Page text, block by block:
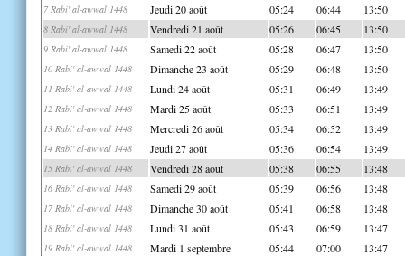
7 Rabi' al-awwal 1448 Jeudi 20 août 05:24 06:44 13:50
8 Rabi' al-awwal 1448 Vendredi 21 août 05:26 06:45 13:50
9 Rabi' al-awwal 1448 Samedi 22 août 05:28 06:47 13:50
10 Rabi' al-awwal 1448 Dimanche 23 août 05:29 06:48 13:50
11 Rabi' al-awwal 1448 Lundi 24 août 05:31 06:49 13:49
12 Rabi' al-awwal 1448 Mardi 25 août 05:33 06:51 13:49
13 Rabi' al-awwal 1448 Mercredi 26 août 05:34 06:52 13:49
14 Rabi' al-awwal 1448 Jeudi 27 août 05:36 06:54 13:49
15 Rabi' al-awwal 1448 Vendredi 28 août 05:38 06:55 13:48
16 Rabi' al-awwal 1448 Samedi 29 août 05:39 06:56 13:48
17 Rabi' al-awwal 1448 Dimanche 30 août 05:41 06:58 13:48
18 Rabi' al-awwal 1448 Lundi 31 août 05:43 06:59 13:47
19 Rabi' al-awwal 1448 Mardi 1 septembre 05:44 07:00 13:47